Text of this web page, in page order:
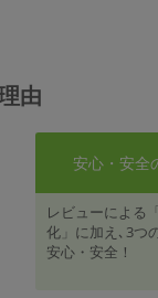
由
安心・安全
レビューによる
化」に加え､3つ
安心・安全！